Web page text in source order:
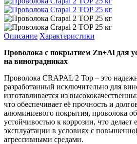
Описание Характеристики
Проволока с покрытием Zn+Al для
на виноградниках
Проволока CRAPAL 2 Top – это
разработанный исключительно для
изготавливается из
что обеспечивает её прочность и
алюминиевого покрытия, проволока
устойчивостью к коррозии, что делает
эксплуатации в условиях с
агрессивными средами.